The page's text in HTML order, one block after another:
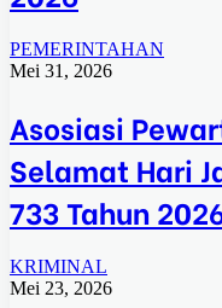
PEMERINTAHAN
Mei 31, 2026
Asosiasi
Selamat Hari
733 Tahun
KRIMINAL
Mei 23, 2026